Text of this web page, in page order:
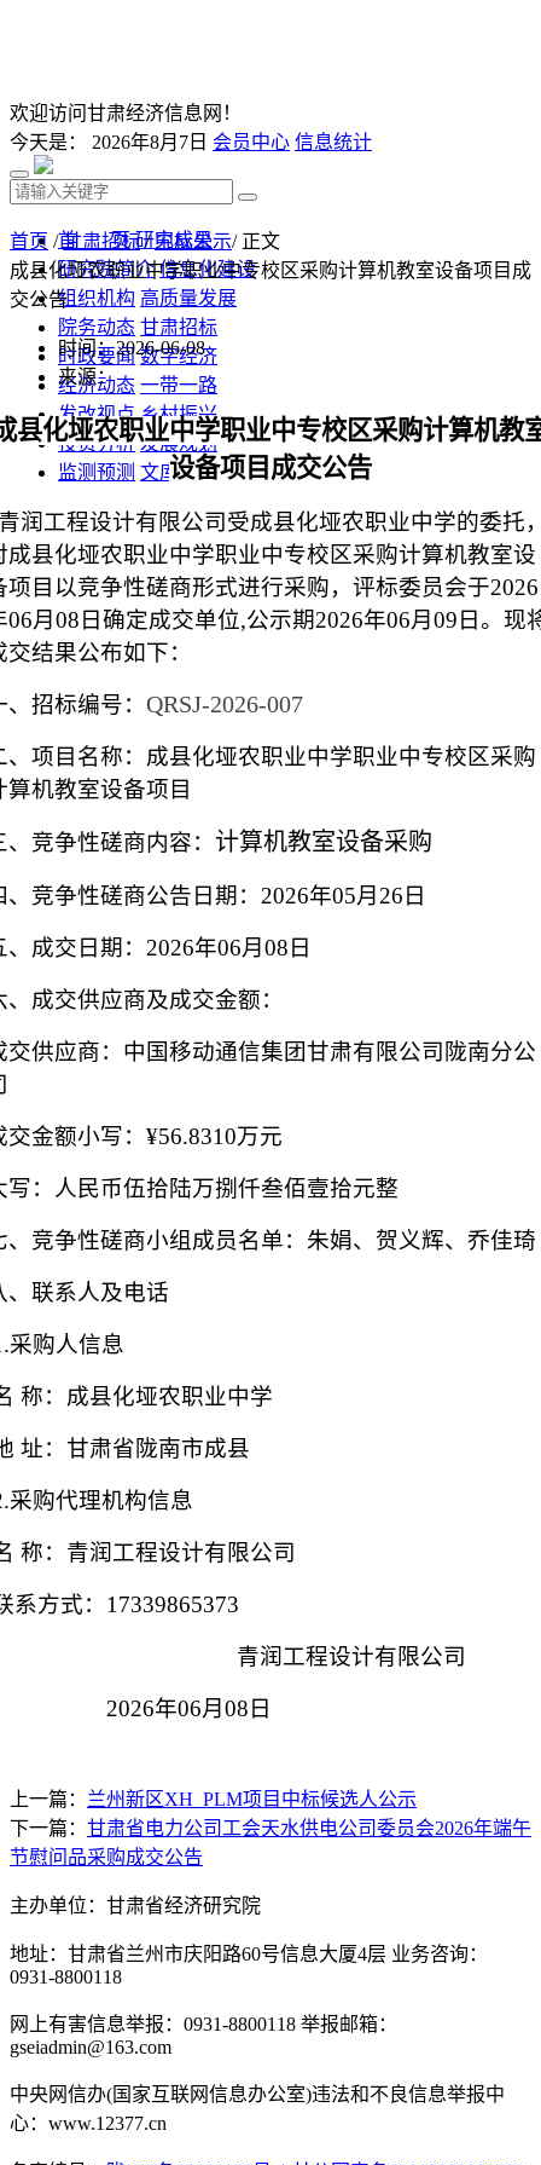
欢迎访问甘肃经济信息网！
今天是： 2026年8月7日 会员中心 信息统计
首 页 研究成果
研究院简介 信息化建设
组织机构 高质量发展
院务动态 甘肃招标
时政要闻 数字经济
经济动态 一带一路
发改视点 乡村振兴
投资分析 发展规划
监测预测 文库下载
首页 /甘肃招标/中标公示/ 正文
成县化垭农职业中学职业中专校区采购计算机教室设备项目成
交公告
时间：2026-06-08
来源：
县化垭农职业中学职业中专校区采购计算机教
设备项目 成交公告
润工程设计有限公司受成县化垭农职业中学的委托
成县化垭农职业中学职业中专校区采购计算机教室设
项目 以竞争性磋商形式进行采购，评标委员会于2026
06月08 日确定成交单位,公示期2026年06月09 日。现
交结果公布如下：
、招标编号： QRSJ-2026-007
、项目名称： 成县化垭农职业中学职业中专校区采购
算机教室设备项目
、竞争性磋商内容： 计算机教室设备采购
、竞争性磋商公告日期： 2026年05月26 日
、成交日期： 2026年06月08 日
、成交供应商及成交金额：
交供应商： 中国移动通信集团甘肃有限公司陇南分公
交金额小写： ¥56.8310万元
写：人民币伍拾陆万捌仟叁佰壹拾元整
、竞争性磋商小组成员名单：朱娟、 贺义辉、 乔佳琦
、联系人及电话
采购人信息
称： 成县化垭农职业中学
址： 甘肃省陇南市成县
采购代理机构信息
称： 青润工程设计有限公司
系方式： 17339865373
青润工程设计有限公司
2026年06月08 日
上一篇： 兰州新区XH_PLM项目中标候选人公示
下一篇： 甘肃省电力公司工会天水供电公司委员会2026年端午
节慰问品采购成交公告
主办单位：甘肃省经济研究院
地址：甘肃省兰州市庆阳路60号信息大厦4层 业务咨询：
0931-8800118
网上有害信息举报：0931-8800118 举报邮箱：
gseiadmin@163.com
中央网信办(国家互联网信息办公室)违法和不良信息举报中
心：www.12377.cn